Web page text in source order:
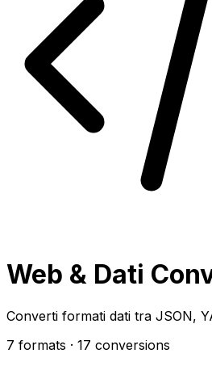
Web & Dati
Converti formati dati tra JSON,
7 formats · 17 conversions